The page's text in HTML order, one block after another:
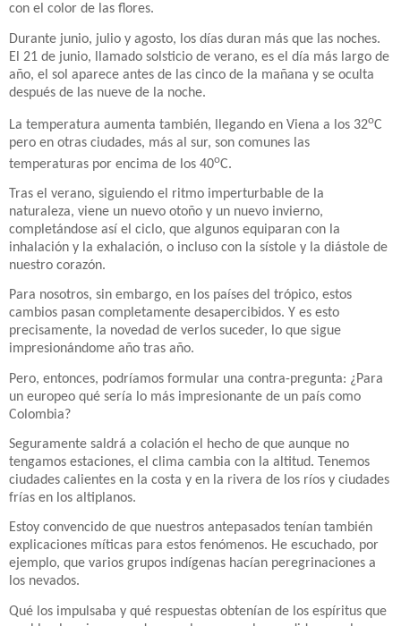
con el color de las flores.
Durante junio, julio y agosto, los días duran más que las noches.
El 21 de junio, llamado solsticio de verano, es el día más largo de
año, el sol aparece antes de las cinco de la mañana y se oculta
después de las nueve de la noche.
La temperatura aumenta también, llegando en Viena a los 32oC
pero en otras ciudades, más al sur, son comunes las
temperaturas por encima de los 40oC.
Tras el verano, siguiendo el ritmo imperturbable de la
naturaleza, viene un nuevo otoño y un nuevo invierno,
completándose así el ciclo, que algunos equiparan con la
inhalación y la exhalación, o incluso con la sístole y la diástole de
nuestro corazón.
Para nosotros, sin embargo, en los países del trópico, estos
cambios pasan completamente desapercibidos. Y es esto
precisamente, la novedad de verlos suceder, lo que sigue
impresionándome año tras año.
Pero, entonces, podríamos formular una contra-pregunta: ¿Para
un europeo qué sería lo más impresionante de un país como
Colombia?
Seguramente saldrá a colación el hecho de que aunque no
tengamos estaciones, el clima cambia con la altitud. Tenemos
ciudades calientes en la costa y en la rivera de los ríos y ciudades
frías en los altiplanos.
Estoy convencido de que nuestros antepasados tenían también
explicaciones míticas para estos fenómenos. He escuchado, por
ejemplo, que varios grupos indígenas hacían peregrinaciones a
los nevados.
Qué los impulsaba y qué respuestas obtenían de los espíritus que